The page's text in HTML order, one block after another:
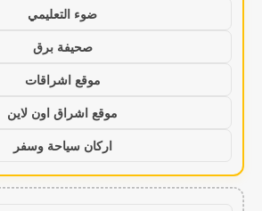
ضوء التعليمي
صحيفة برق
موقع اشراقات
موقع اشراق اون لاين
اركان سياحة وسفر